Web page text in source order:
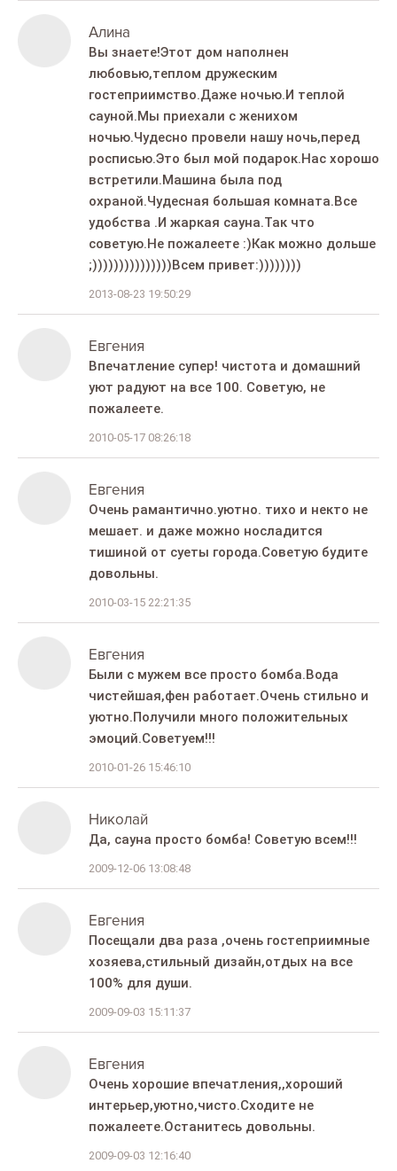
Алина
Вы знаете!Этот дом наполнен
любовью,теплом дружеским
гостеприимство.Даже ночью.И теплой
сауной.Мы приехали с женихом
ночью.Чудесно провели нашу ночь,перед
росписью.Это был мой подарок.Нас хорошо
встретили.Машина была под
охраной.Чудесная большая комната.Все
удобства .И жаркая сауна.Так что
советую.Не пожалеете :)Как можно дольше
;)))))))))))))))Всем привет:))))))))
2013-08-23 19:50:29
Евгения
Впечатление супер! чистота и домашний
уют радуют на все 100. Советую, не
пожалеете.
2010-05-17 08:26:18
Евгения
Очень рамантично.уютно. тихо и некто не
мешает. и даже можно носладится
тишиной от суеты города.Советую будите
довольны.
2010-03-15 22:21:35
Евгения
Были с мужем все просто бомба.Вода
чистейшая,фен работает.Очень стильно и
уютно.Получили много положительных
эмоций.Советуем!!!
2010-01-26 15:46:10
Николай
Да, сауна просто бомба! Советую всем!!!
2009-12-06 13:08:48
Евгения
Посещали два раза ,очень гостеприимные
хозяева,стильный дизайн,отдых на все
100% для души.
2009-09-03 15:11:37
Евгения
Очень хорошие впечатления,,хороший
интерьер,уютно,чисто.Сходите не
пожалеете.Останитесь довольны.
2009-09-03 12:16:40